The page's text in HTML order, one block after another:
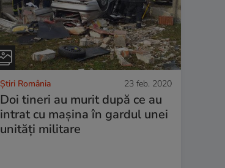
Știri România 23 feb. 2020
Doi tineri au murit după ce au
intrat cu mașina în gardul unei
unități militare